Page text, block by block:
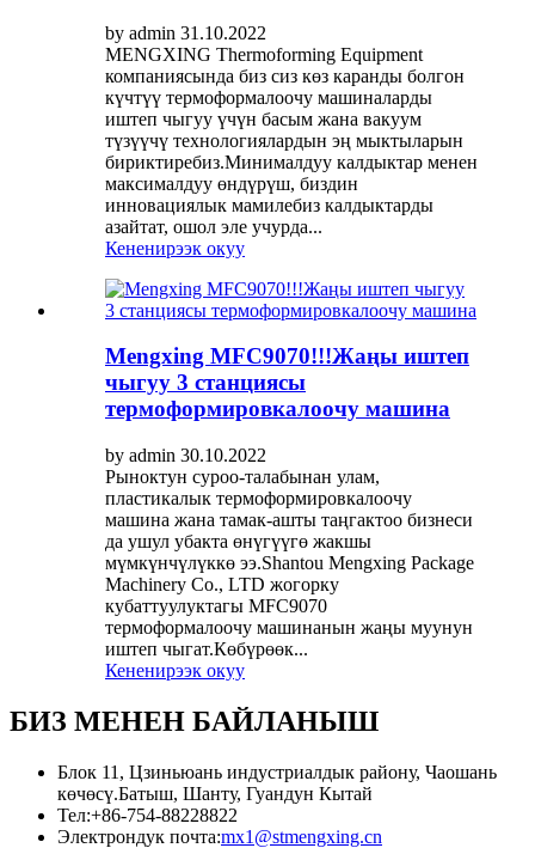
by admin 31.10.2022
MENGXING Thermoforming Equipment
компаниясында биз сиз көз каранды болгон
күчтүү термоформалоочу машиналарды
иштеп чыгуу үчүн басым жана вакуум
түзүүчү технологиялардын эң мыктыларын
бириктиребиз.Минималдуу калдыктар менен
максималдуу өндүрүш, биздин
инновациялык мамилебиз калдыктарды
азайтат, ошол эле учурда...
Кененирээк окуу
Mengxing MFC9070!!!Жаңы иштеп
чыгуу 3 станциясы
термоформировкалоочу машина
by admin 30.10.2022
Рыноктун суроо-талабынан улам,
пластикалык термоформировкалоочу
машина жана тамак-ашты таңгактоо бизнеси
да ушул убакта өнүгүүгө жакшы
мүмкүнчүлүккө ээ.Shantou Mengxing Package
Machinery Co., LTD жогорку
кубаттуулуктагы MFC9070
термоформалоочу машинанын жаңы муунун
иштеп чыгат.Көбүрөөк...
Кененирээк окуу
БИЗ МЕНЕН БАЙЛАНЫШ
Блок 11, Цзиньюань индустриалдык району, Чаошань
көчөсү.Батыш, Шанту, Гуандун Кытай
Тел:+86-754-88228822
Электрондук почта:mx1@stmengxing.cn